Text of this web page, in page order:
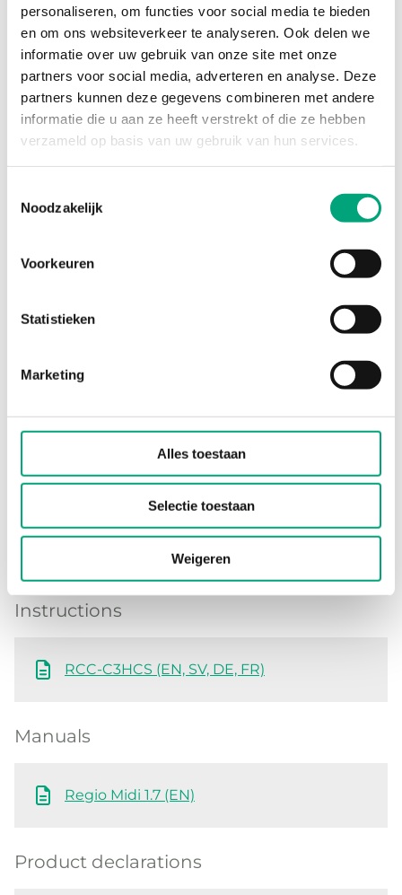
personaliseren, om functies voor social media te bieden
en om ons websiteverkeer te analyseren. Ook delen we
informatie over uw gebruik van onze site met onze
partners voor social media, adverteren en analyse. Deze
partners kunnen deze gegevens combineren met andere
informatie die u aan ze heeft verstrekt of die ze hebben
verzameld op basis van uw gebruik van hun services.
Noodzakelijk
Voorkeuren
Statistieken
Marketing
Alles toestaan
Selectie toestaan
Weigeren
Condensation
inputs type (CI)
Digital input for
condensation
detector KG-A/1
Universal
outputs type
(UO)
DO 24 V AC/1A, AO
0...10 V/5mA
temperature 1
Material, housing Polycarbonate, PC
Software en documentatie
Product sheets
RCC-C3HCS (EN)
Instructions
RCC-C3HCS (EN, SV, DE, FR)
Manuals
Regio Midi 1.7 (EN)
Product declarations